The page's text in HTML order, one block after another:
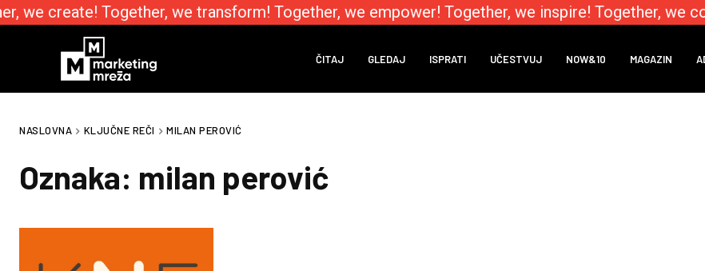
we create! Together, we transform! Together, we empower! Together, we inspire! Together, we
ČITAJ GLEDAJ ISPRATI UČESTVUJ NOW&10 MAGAZIN
NASLOVNA KLJUČNE REČI MILAN PEROVIĆ
Oznaka: milan perović